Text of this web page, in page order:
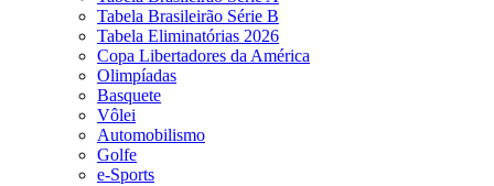
Tabela Brasileirão Série B
Tabela Eliminatórias 2026
Copa Libertadores da América
Olimpíadas
Basquete
Vôlei
Automobilismo
Golfe
e-Sports